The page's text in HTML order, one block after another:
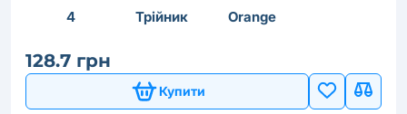
4 Трійник Orange
128.7 грн
Купити